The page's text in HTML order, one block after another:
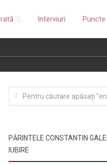
Interviuri Puncte
PĂRINTELE CONSTANTIN
IUBIRE